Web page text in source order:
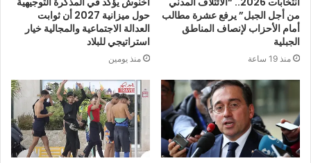
من أجل الجبل” يرفع عشرة مطالب
أمام الأحزاب لإنصاف المناطق
الجبلية
منذ 19 ساعة
حول ميزانية 2027 أن ثوابت
العدالة الاجتماعية والمجالية خيار
استراتيجي للبلاد
منذ يومين